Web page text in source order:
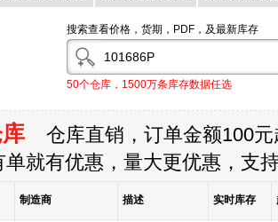
搜索查看价格，货期，PDF，及最新库存
50个仓库，1500万条库存数据任选
仓库直销，订单金额100元
单就有优惠，量大更优惠，支
制造商 描述 实时库存